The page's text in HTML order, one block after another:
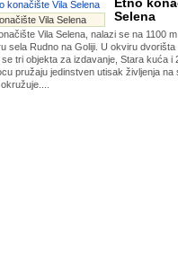
Vila Selena
Selena
Vila Selena, nalazi se na 1100
sela Rudno na Goliji. U okviru
se tri objekta za izdavanje, Stara kuća i
pružaju jedinstven utisak življenja na